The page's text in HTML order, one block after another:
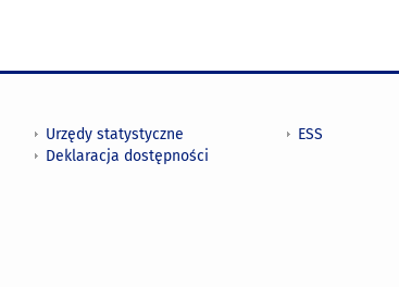
Urzędy statystyczne
Deklaracja dostępności
ESS